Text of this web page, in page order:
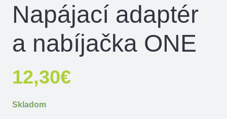
Napájací adaptér
a nabíjačka ONE
12,30€
Skladom